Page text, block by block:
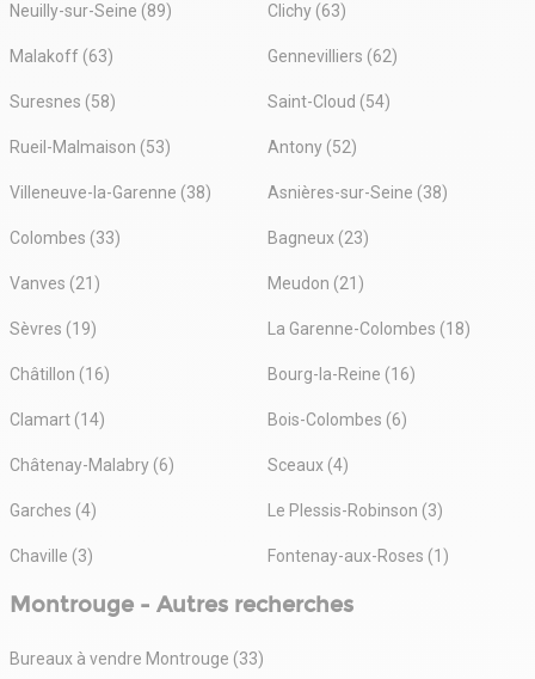
Neuilly-sur-Seine (89) Clichy (63)
Malakoff (63) Gennevilliers (62)
Suresnes (58) Saint-Cloud (54)
Rueil-Malmaison (53) Antony (52)
Villeneuve-la-Garenne (38) Asnières-sur-Seine (38)
Colombes (33) Bagneux (23)
Vanves (21) Meudon (21)
Sèvres (19) La Garenne-Colombes (18)
Châtillon (16) Bourg-la-Reine (16)
Clamart (14) Bois-Colombes (6)
Châtenay-Malabry (6) Sceaux (4)
Garches (4) Le Plessis-Robinson (3)
Chaville (3) Fontenay-aux-Roses (1)
Montrouge - Autres recherches
Bureaux à vendre Montrouge (33)